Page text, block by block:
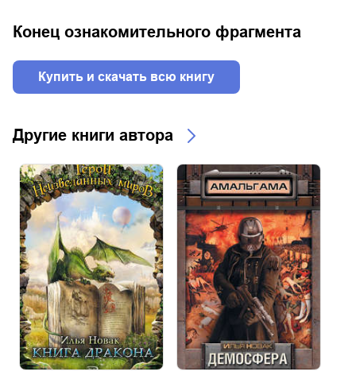
Конец ознакомительного фрагмента
Купить и скачать всю книгу
Другие книги автора